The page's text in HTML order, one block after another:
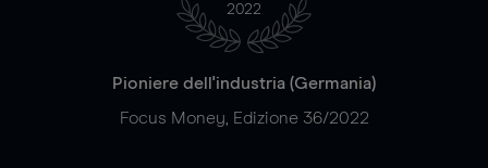
2022
Pioniere dell'industria (Germania)
Focus Money, Edizione 36/2022